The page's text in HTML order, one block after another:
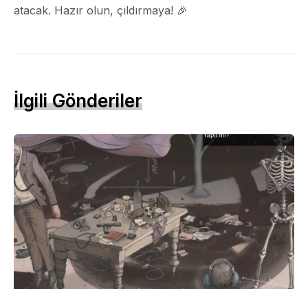
atacak. Hazır olun, çıldırmaya! 🎉
İlgili Gönderiler